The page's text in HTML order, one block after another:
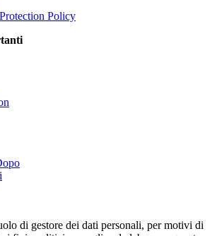
Policy
di gestore dei dati personali, per motivi di